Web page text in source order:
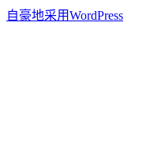
自豪地采用WordPress